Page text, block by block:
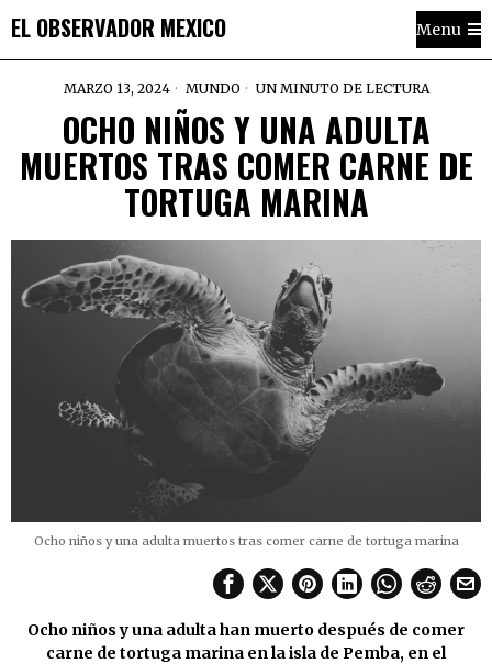
EL OBSERVADOR MEXICO Menu
MARZO 13, 2024 MUNDO UN MINUTO DE LECTURA
OCHO NIÑOS Y UNA ADULTA
MUERTOS TRAS COMER CARNE DE
TORTUGA MARINA
Ocho niños y una adulta muertos tras comer carne de tortuga marina
Ocho niños y una adulta han muerto después de comer
carne de tortuga marina en la isla de Pemba, en el